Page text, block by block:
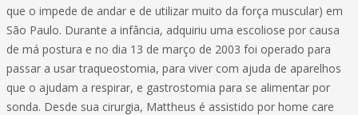
que o impede de andar e de utilizar muito da força muscular) em
São Paulo. Durante a infância, adquiriu uma escoliose por causa
de má postura e no dia 13 de março de 2003 foi operado para
passar a usar traqueostomia, para viver com ajuda de aparelhos
que o ajudam a respirar, e gastrostomia para se alimentar por
sonda. Desde sua cirurgia, Mattheus é assistido por home care